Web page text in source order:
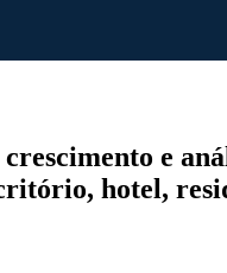
e
hotel,